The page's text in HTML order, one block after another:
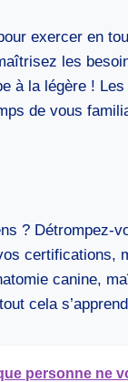
exercer en
les
à la légère !
de vous
? Détrompez-
certifications,
canine,
cela
personne ne